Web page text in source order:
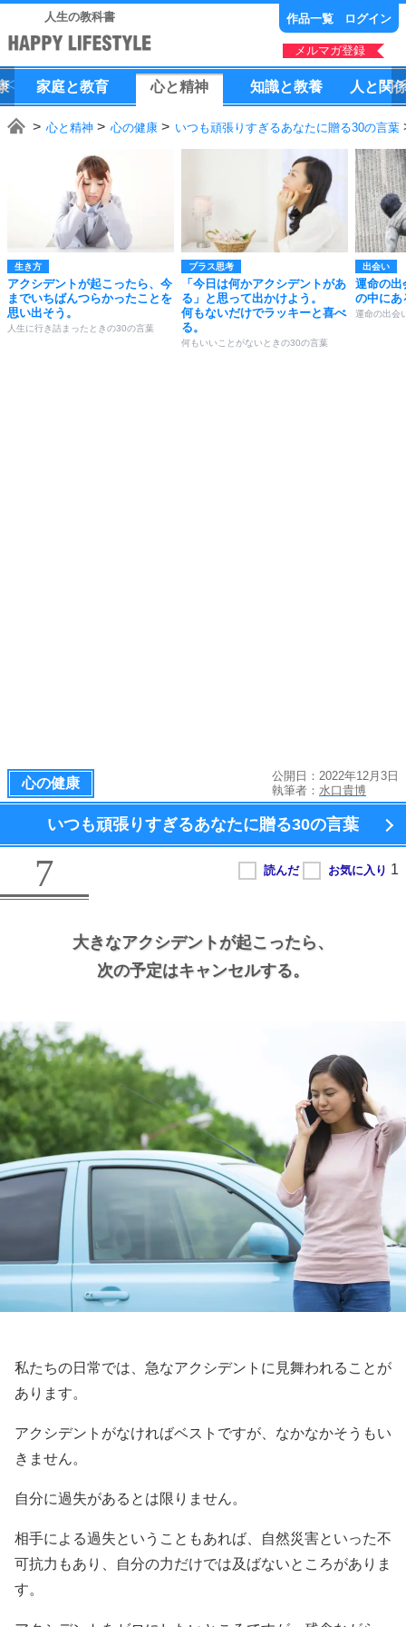
人生の教科書 作品一覧 ログイン
メルマガ登録
家庭と教育 心と精神 知識と教養 人 と 関
心と精神 心の健康 いつも頑張りすぎるあなたに贈る30の言葉
生き方
アクシデントが起こったら、今
までいちばんつらかったことを
思い出そう。
人生に行き詰まったときの30の言葉
プラス思考
「今日は何かアクシデントがあ
る」と思って出かけよう。
何もないだけでラッキーと喜べ
る。
何もいいことがないときの30の言葉
出会い
運命の出
の中にあ
運命の出会
心の健康
公開日：2022年12月3日
執筆者： 水口貴博
いつも頑張りすぎるあなたに贈る30の言葉
7
大きなアクシデントが起こったら、
次の予定はキャンセルする。
私たちの日常では、急なアクシデントに見舞われることが
あります。
アクシデントがなければベストですが、なかなかそうもい
きません。
自分に過失があるとは限りません。
相手による過失ということもあれば、自然災害といった不
可抗力もあり、自分の力だけでは及ばないところがありま
す。